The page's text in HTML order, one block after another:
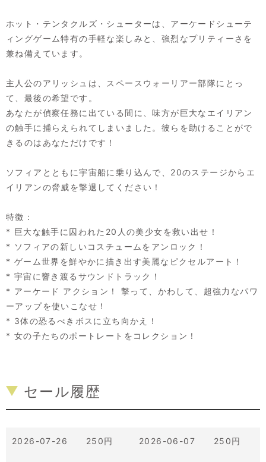
ホット・テンタクルズ・シューターは、アーケードシューテ
ィングゲーム特有の手軽な楽しみと、強烈なプリティーさを
兼ね備えています。
主人公のアリッシュは、スペースウォーリアー部隊にとっ
て、最後の希望です。
あなたが偵察任務に出ている間に、味方が巨大なエイリアン
の触手に捕らえられてしまいました。彼らを助けることがで
きるのはあなただけです！
ソフィアとともに宇宙船に乗り込んで、20のステージからエ
イリアンの脅威を撃退してください！
特徴：
* 巨大な触手に囚われた20人の美少女を救い出せ！
* ソフィアの新しいコスチュームをアンロック！
* ゲーム世界を鮮やかに描き出す美麗なピクセルアート！
* 宇宙に響き渡るサウンドトラック！
* アーケード アクション！ 撃って、かわして、超強力なパワ
ーアップを使いこなせ！
* 3体の恐るべきボスに立ち向かえ！
* 女の子たちのポートレートをコレクション！
セール履歴
2026-07-26 250円 2026-06-07 250円